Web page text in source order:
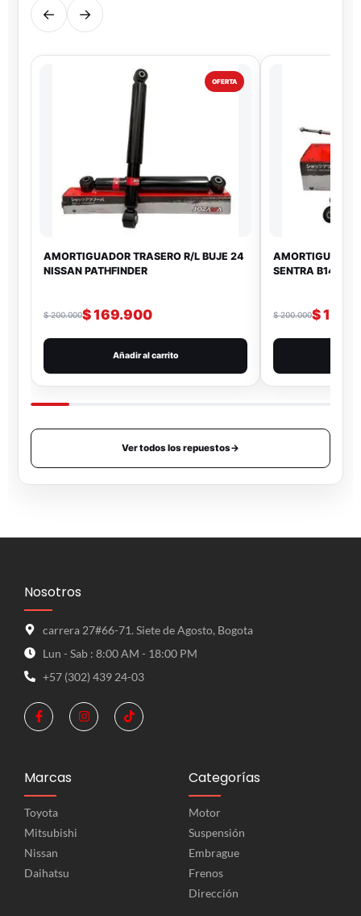
← →
OFERTA
AMORTIGUADOR TRASERO R/L BUJE 24
NISSAN PATHFINDER
$200.000$169.900
Añadir al carrito
SENTRA B14
$200.000$
Ver todos los repuestos→
Nosotros
carrera 27#66-71. Siete de Agosto, Bogota
Lun - Sab : 8:00 AM - 18:00 PM
+57 (302) 439 24-03
Marcas
Toyota
Mitsubishi
Nissan
Daihatsu
Categorías
Motor
Suspensión
Embrague
Frenos
Dirección